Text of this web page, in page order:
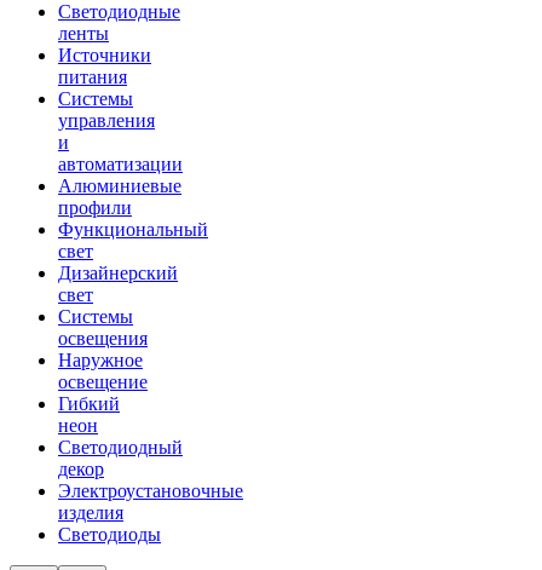
Светодиодные
ленты
Источники
питания
Системы
управления
и
автоматизации
Алюминиевые
профили
Функциональный
свет
Дизайнерский
свет
Системы
освещения
Наружное
освещение
Гибкий
неон
Светодиодный
декор
Электроустановочные
изделия
Светодиоды